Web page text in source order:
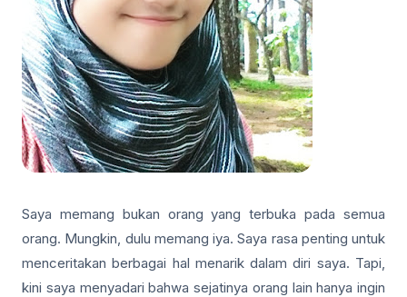
Saya memang bukan orang yang terbuka pada semua
orang. Mungkin, dulu memang iya. Saya rasa penting untuk
menceritakan berbagai hal menarik dalam diri saya. Tapi,
kini saya menyadari bahwa sejatinya orang lain hanya ingin